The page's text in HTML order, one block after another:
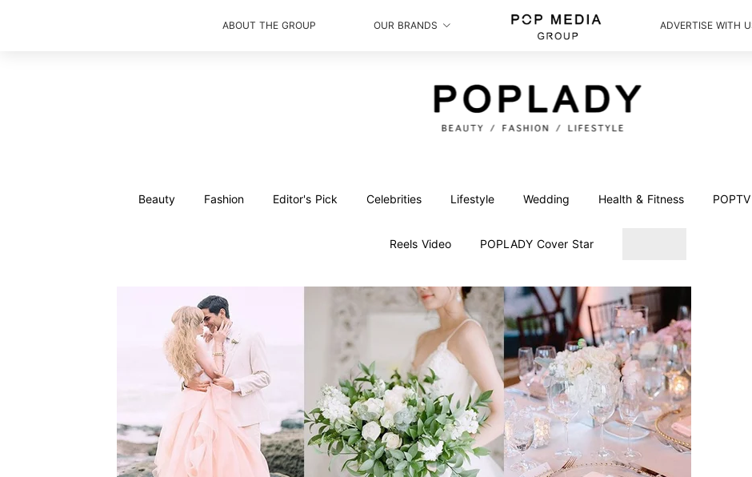
ABOUT THE GROUP OUR BRANDS ADVERTISE WITH
Beauty Fashion Editor's Pick Celebrities Lifestyle Wedding Health & Fitness POPTV
Reels Video POPLADY Cover Star